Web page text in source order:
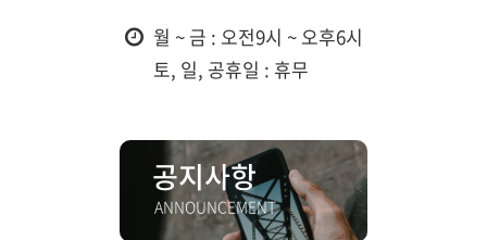
월 ~ 금 : 오전9시 ~ 오후6시
토, 일, 공휴일 : 휴무
공지사항
ANNOUNCEMENT